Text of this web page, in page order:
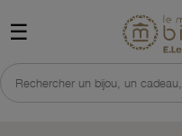
☰
Rechercher un bijou, un